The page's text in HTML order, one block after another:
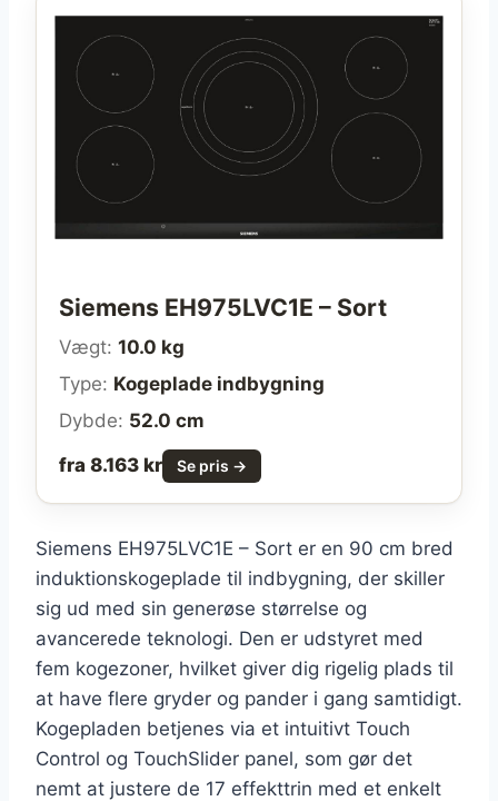
Siemens EH975LVC1E – Sort
Vægt: 10.0 kg
Type: Kogeplade indbygning
Dybde: 52.0 cm
fra 8.163 kr Se pris →
Siemens EH975LVC1E – Sort er en 90 cm bred
induktionskogeplade til indbygning, der skiller
sig ud med sin generøse størrelse og
avancerede teknologi. Den er udstyret med
fem kogezoner, hvilket giver dig rigelig plads til
at have flere gryder og pander i gang samtidigt.
Kogepladen betjenes via et intuitivt Touch
Control og TouchSlider panel, som gør det
nemt at justere de 17 effekttrin med et enkelt